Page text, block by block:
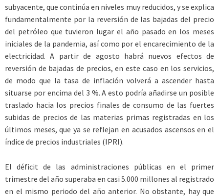
subyacente, que continúa en niveles muy reducidos, y se explica
fundamentalmente por la reversión de las bajadas del precio
del petróleo que tuvieron lugar el año pasado en los meses
iniciales de la pandemia, así como por el encarecimiento de la
electricidad. A partir de agosto habrá nuevos efectos de
reversión de bajadas de precios, en este caso en los servicios,
de modo que la tasa de inflación volverá a ascender hasta
situarse por encima del 3 %. A esto podría añadirse un posible
traslado hacia los precios finales de consumo de las fuertes
subidas de precios de las materias primas registradas en los
últimos meses, que ya se reflejan en acusados ascensos en el
índice de precios industriales (IPRI).
El déficit de las administraciones públicas en el primer
trimestre del año superaba en casi 5.000 millones al registrado
en el mismo periodo del año anterior. No obstante, hay que